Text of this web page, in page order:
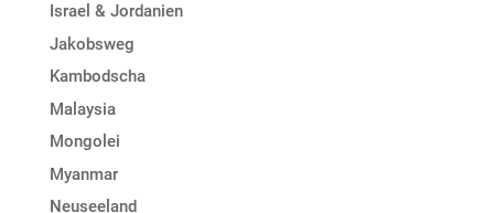
Israel & Jordanien
Jakobsweg
Kambodscha
Malaysia
Mongolei
Myanmar
Neuseeland